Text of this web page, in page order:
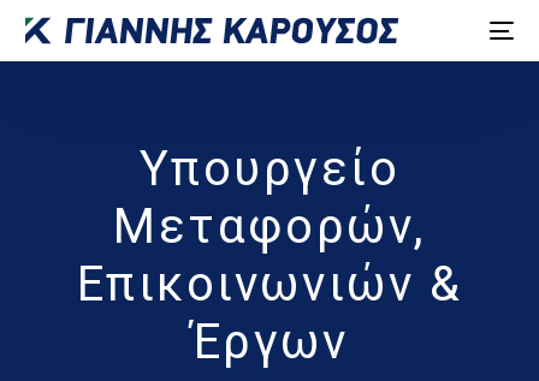
Υπουργείο
Μεταφορών,
Επικοινωνιών &
Έργων